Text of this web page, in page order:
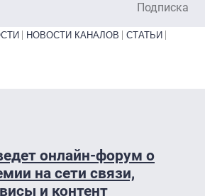
Подписка
НОВОСТИ КАНАЛОВ
СТАТЬИ
онлайн-форум о
на сети связи,
и контент